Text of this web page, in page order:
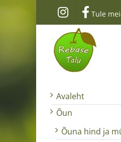
Tule
Avaleht
Õun
Õuna hind ja